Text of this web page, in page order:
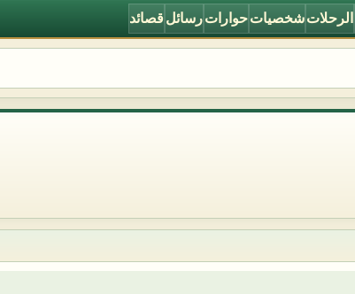
الرحلات شخصيات حوارات رسائل قصائد